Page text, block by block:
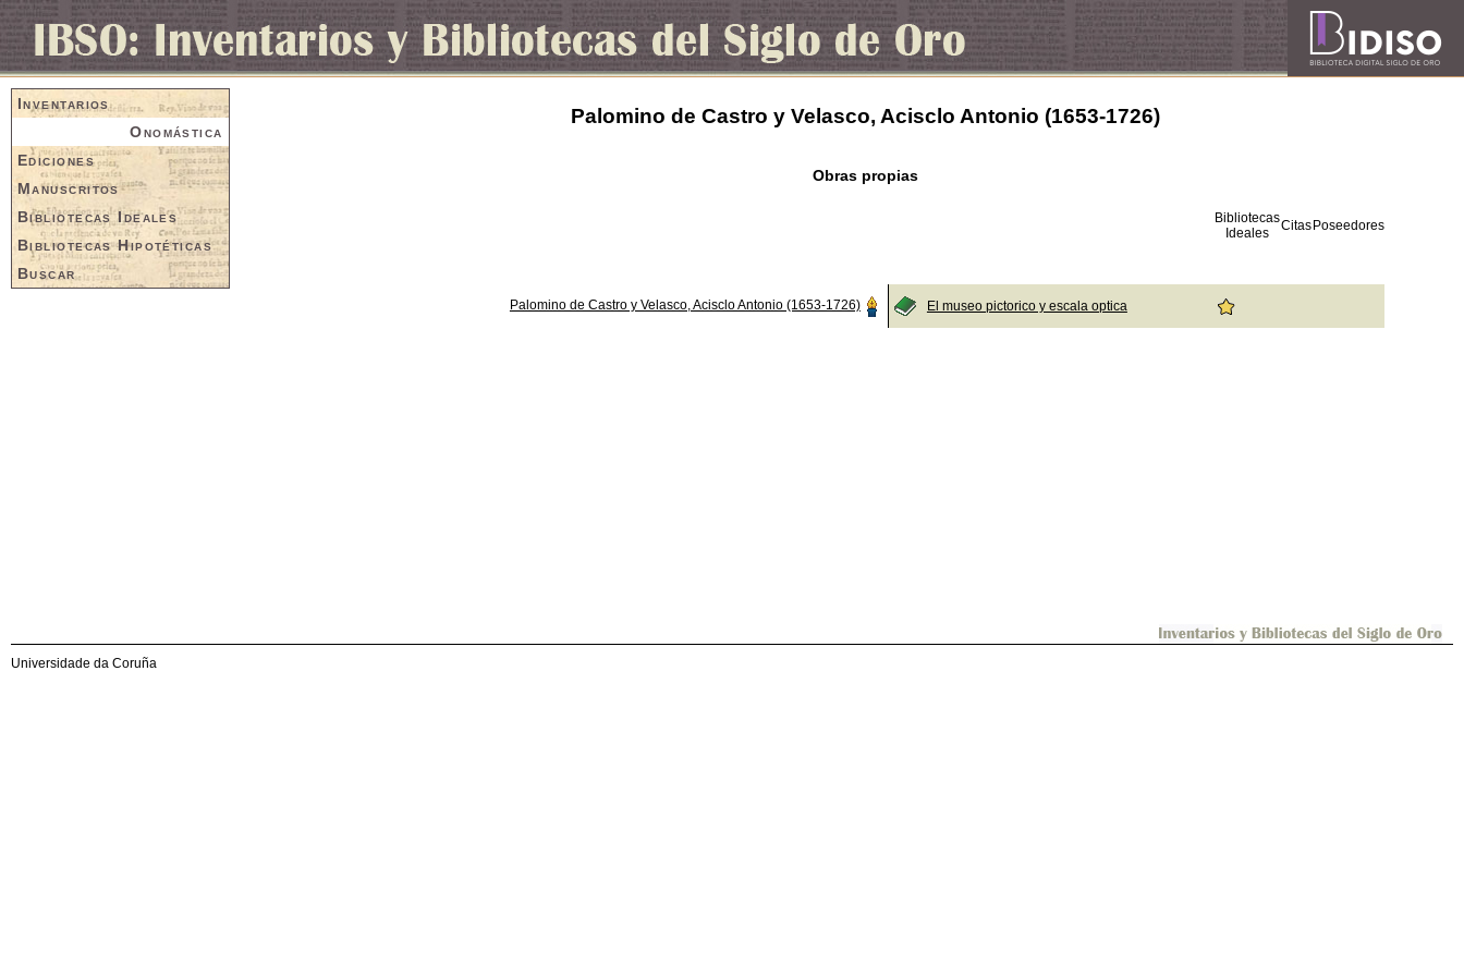
Inventarios
Onomástica
Ediciones
Manuscritos
Bibliotecas Ideales
Bibliotecas Hipotéticas
Buscar
Palomino de Castro y Velasco, Acisclo Antonio (1653-1726)
Obras propias
Bibliotecas
Ideales
Citas Poseedores
Palomino de Castro y Velasco, Acisclo Antonio (1653-1726) El museo pictorico y escala optica
Universidade da Coruña